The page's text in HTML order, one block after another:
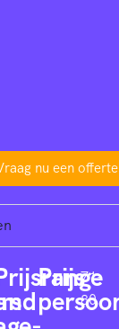
nu een
Prijs71-
80